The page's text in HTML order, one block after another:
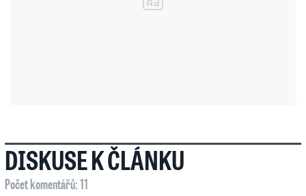
DISKUSE K ČLÁNKU
Počet komentářů: 11